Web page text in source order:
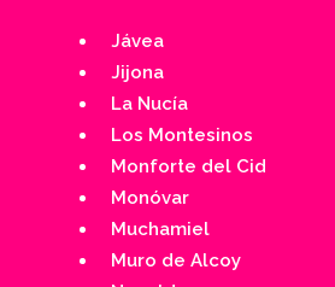
Jávea
Jijona
La Nucía
Los Montesinos
Monforte del Cid
Monóvar
Muchamiel
Muro de Alcoy